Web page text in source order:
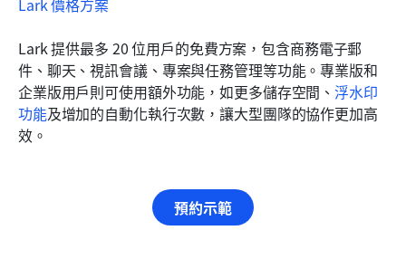
Lark 價格方案
Lark 提供最多 20 位用戶的免費方案，包含商務電子郵
件、聊天、視訊會議、專案與任務管理等功能。專業版和
企業版用戶則可使用額外功能，如更多儲存空間、浮水印
功能及增加的自動化執行次數，讓大型團隊的協作更加高
效。
預約示範